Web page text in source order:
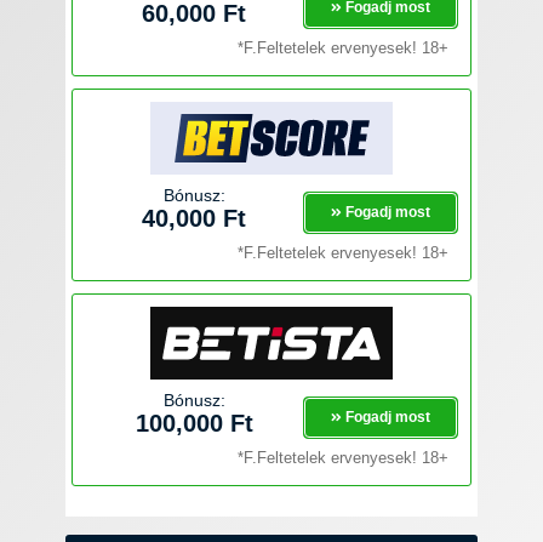
60,000 Ft Fogadj most
*F.Feltetelek ervenyesek! 18+
Bónusz:
40,000 Ft Fogadj most
*F.Feltetelek ervenyesek! 18+
Bónusz:
100,000 Ft Fogadj most
*F.Feltetelek ervenyesek! 18+